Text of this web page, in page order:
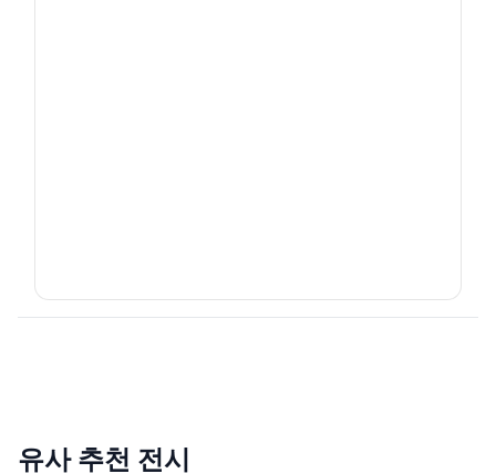
유사 추천 전시